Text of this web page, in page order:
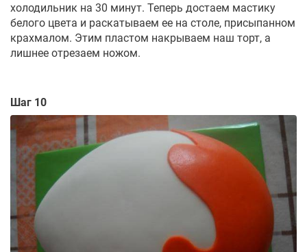
холодильник на 30 минут. Теперь достаем мастику
белого цвета и раскатываем ее на столе, присыпанном
крахмалом. Этим пластом накрываем наш торт, а
лишнее отрезаем ножом.
Шаг 10